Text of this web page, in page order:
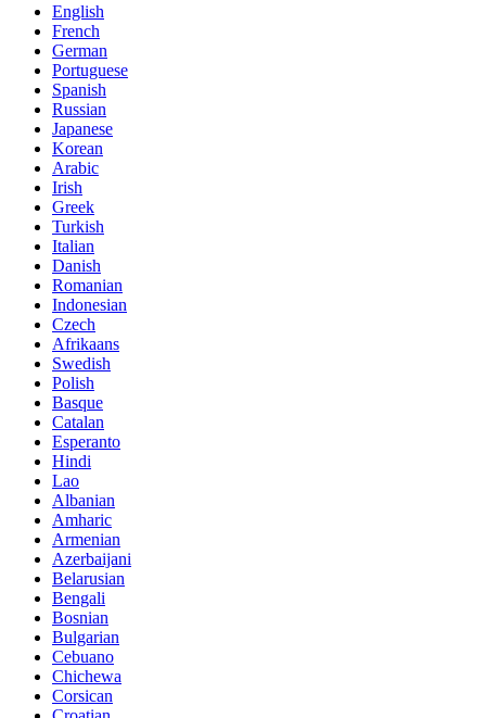
English
French
German
Portuguese
Spanish
Russian
Japanese
Korean
Arabic
Irish
Greek
Turkish
Italian
Danish
Romanian
Indonesian
Czech
Afrikaans
Swedish
Polish
Basque
Catalan
Esperanto
Hindi
Lao
Albanian
Amharic
Armenian
Azerbaijani
Belarusian
Bengali
Bosnian
Bulgarian
Cebuano
Chichewa
Corsican